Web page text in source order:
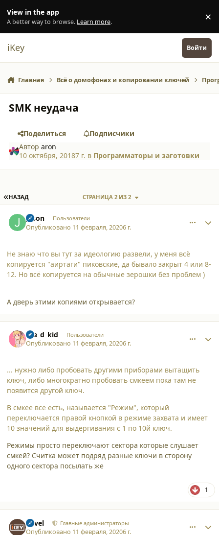
View in the app
A better way to browse. Learn more. ×
iKey Войти
Главная Всё о домофонах и копировании ключей
SMK неудача
Поделиться
Подписчики
Авторaron
10 октября, 20187 г. в Программаторы и заготовки
ПЕРВАЯ СТРАНИЦА
НАЗАД СТРАНИЦА 2 ИЗ 2
Jason Пользователи
Опубликовано 11 февраля, 20206 г.
Не знаю что вы тут за идеологию развели, у меня всё
копируется "аиртаги" пиковские, да бывало закрыт 4 или 8-
12. Но всё копируется на обычные зерошки без проблем )
А дверь этими копиями открывается?
the_d_kid Пользователи
Опубликовано 11 февраля, 20206 г.
... нужно либо пробовать другими приборами вытащить
ключ, либо многократно пробовать смкеем пока там не
появится другой ключ.
В смкее все есть, называется "Режим", который
переключается правой кнопкой в режиме захвата и имеет
10 значений для выдергивания с 1 по 10й ключ.
Режимы просто переключают сектора которые слушает
смкей? Считка может подряд разные ключи в сторону
одного сектора посылать же
1
Pavel Главные администраторы
Опубликовано 11 февраля, 20206 г.